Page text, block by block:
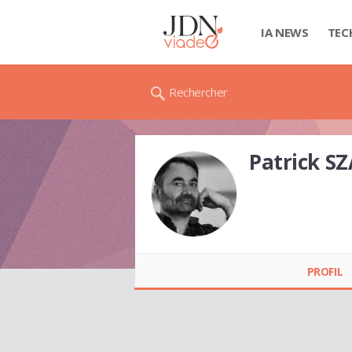
IA NEWS
Rechercher
Patrick SZADEK
Patrick
PROFIL